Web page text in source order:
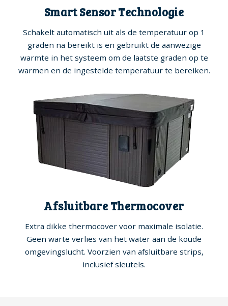
Smart Sensor Technologie
Schakelt automatisch uit als de temperatuur op 1
graden na bereikt is en gebruikt de aanwezige
warmte in het systeem om de laatste graden op te
warmen en de ingestelde temperatuur te bereiken.
Afsluitbare Thermocover
Extra dikke thermocover voor maximale isolatie.
Geen warte verlies van het water aan de koude
omgevingslucht. Voorzien van afsluitbare strips,
inclusief sleutels.